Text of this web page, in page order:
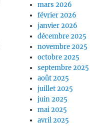
mars 2026
février 2026
janvier 2026
décembre 2025
novembre 2025
octobre 2025
septembre 2025
août 2025
juillet 2025
juin 2025
mai 2025
avril 2025